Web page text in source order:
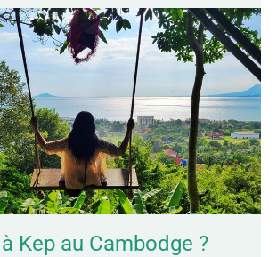
du Québec. Même si
parisiennes en
seule se démarque par son
Voici 5 adresses
une vraie poutine à Paris : 5e
Corner : Une poutine halal à
Corner est un petit…
Kep au Cambodge ?